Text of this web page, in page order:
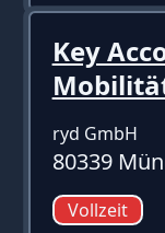
Key
ryd GmbH
80339
Vollzeit